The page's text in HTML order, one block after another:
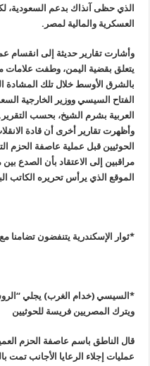
الذي حظى آنذاك بدعم السعودية،
العسكرية والمالية لمصر .
وأشارت تقارير حديثة إلى انقسام
يتعلق بقضية اليمن، وطفت علامات
بالشرق الأوسط خلال تلك المشادة
الفتاح السيسي ووزير الخارجية
العربية بشرم الشيخ، بحسب التقرير
وأظهرت تقارير أخرى أن قادة
مراقبين إلى الاعتقاد بأن الصدع
الموقع الذي يرأس تحريره الكاتب
*ثوار الإسكندرية يتنفضون تضامنا
*السيسي (خدام الغرب) يجلي
ويترك المصريين فريسة للحوثيين
قال الناطق باسم عاصفة الحزم
عمليات إجلاء الرعايا الأجانب تمت